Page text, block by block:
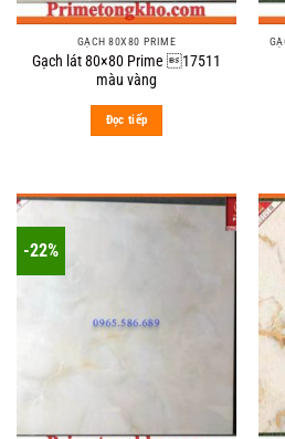
GẠCH 80X80 PRIME
Gạch lát 80×80 Prime 17511
màu vàng
Đọc tiếp
-22%